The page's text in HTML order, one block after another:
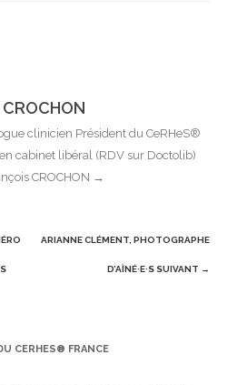
clinicien Président du CeRHeS®
cabinet libéral (RDV sur Doctolib)
CROCHON →
ARIANNE CLÉMENT, PHOTOGRAPHE
D’AÎNÉ·E·S SUIVANT →
CERHES® FRANCE